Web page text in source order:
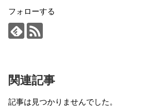
フォローする
関連記事
記事は見つかりませんでした。